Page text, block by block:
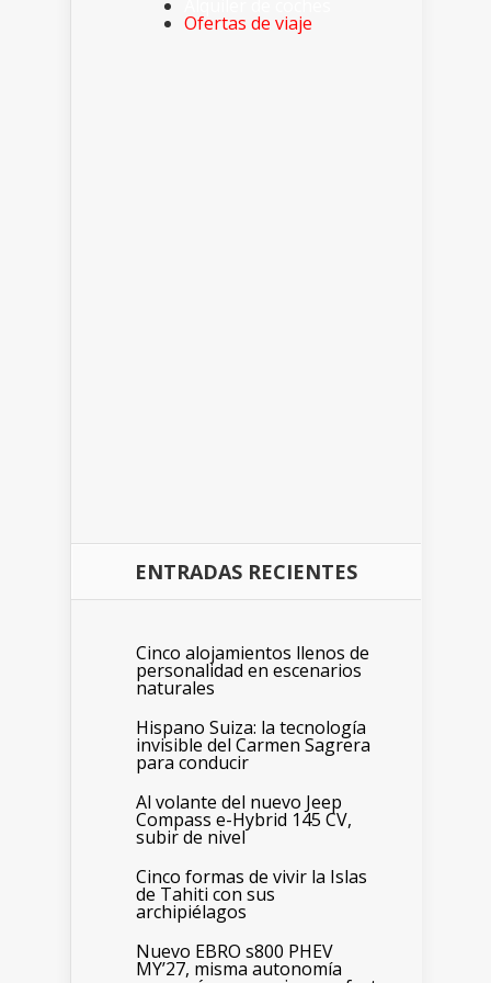
Ofertas de viaje
ENTRADAS RECIENTES
Cinco alojamientos llenos de
personalidad en escenarios
naturales
Hispano Suiza: la tecnología
invisible del Carmen Sagrera
para conducir
Al volante del nuevo Jeep
Compass e-Hybrid 145 CV,
subir de nivel
Cinco formas de vivir la Islas
de Tahiti con sus
archipiélagos
Nuevo EBRO s800 PHEV
MY’27, misma autonomía